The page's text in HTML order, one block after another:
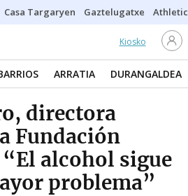
Casa Targaryen Gaztelugatxe Athletic
Kiosko
ARRATIA DURANGALDEA
directora
Fundación
alcohol sigue
problema”